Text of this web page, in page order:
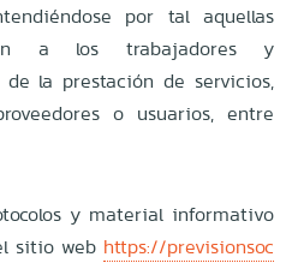
por tal aquellas
a los trabajadores y
de la prestación de servicios,
o usuarios, entre
y material informativo
sitio web https://previsionsoc